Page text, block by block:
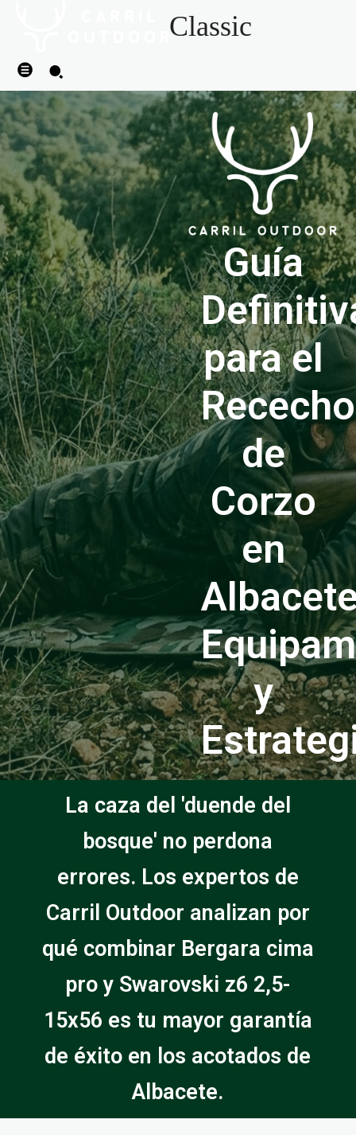
Classic
Guía
para el
Rececho
de
Corzo
en
y
La caza del 'duende del
bosque' no perdona
errores. Los expertos de
Carril Outdoor analizan por
qué combinar Bergara cima
pro y Swarovski z6 2,5-
15x56 es tu mayor garantía
de éxito en los acotados de
Albacete.